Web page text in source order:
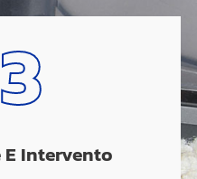
Intervento